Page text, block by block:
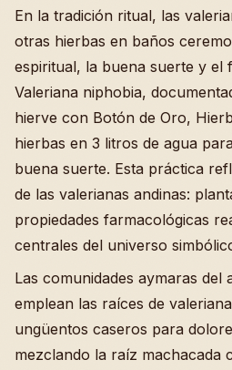
En la tradición ritual, las
otras hierbas en baños
espiritual, la buena suerte y el
Valeriana niphobia,
hierve con Botón de Oro,
hierbas en 3 litros de agua
buena suerte. Esta práctica
de las valerianas andinas:
propiedades farmacológicas
centrales del universo
Las comunidades aymaras del
emplean las raíces de
ungüentos caseros para
mezclando la raíz machacada